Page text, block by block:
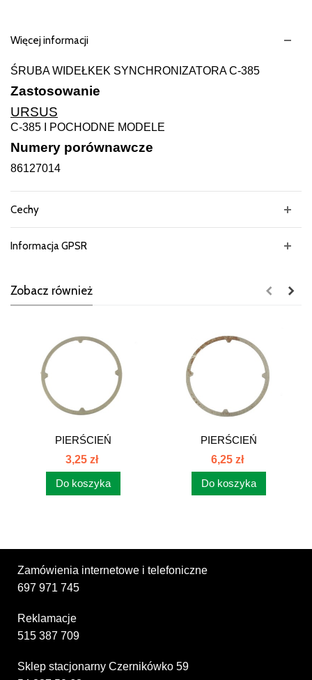
Więcej informacji
ŚRUBA WIDEŁKEK SYNCHRONIZATORA C-385
Zastosowanie
URSUS
C-385 I POCHODNE MODELE
Numery porównawcze
86127014
Cechy
Informacja GPSR
Zobacz również
PIERŚCIEŃ
DYSTANSOWY 1
86127031
3,25 zł
Do koszyka
PIERŚCIEŃ
DYNSTASOWY 0,5
86127034
6,25 zł
Do koszyka
Zamówienia internetowe i telefoniczne
697 971 745
Reklamacje
515 387 709
Sklep stacjonarny Czernikówko 59